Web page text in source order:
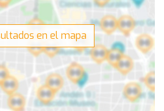
en el mapa